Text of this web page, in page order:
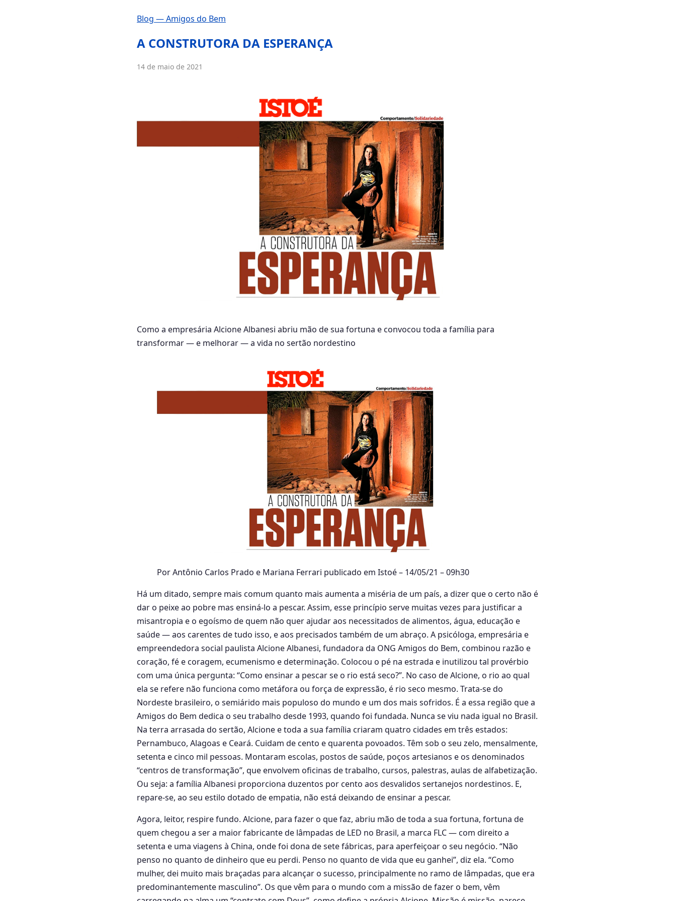
Blog — Amigos do Bem
A CONSTRUTORA DA ESPERANÇA
14 de maio de 2021
Como a empresária Alcione Albanesi abriu mão de sua fortuna e convocou toda a família para
transformar — e melhorar — a vida no sertão nordestino
Por Antônio Carlos Prado e Mariana Ferrari publicado em Istoé – 14/05/21 – 09h30
Há um ditado, sempre mais comum quanto mais aumenta a miséria de um país, a dizer que o certo não é
dar o peixe ao pobre mas ensiná-lo a pescar. Assim, esse princípio serve muitas vezes para justificar a
misantropia e o egoísmo de quem não quer ajudar aos necessitados de alimentos, água, educação e
saúde — aos carentes de tudo isso, e aos precisados também de um abraço. A psicóloga, empresária e
empreendedora social paulista Alcione Albanesi, fundadora da ONG Amigos do Bem, combinou razão e
coração, fé e coragem, ecumenismo e determinação. Colocou o pé na estrada e inutilizou tal provérbio
com uma única pergunta: “Como ensinar a pescar se o rio está seco?”. No caso de Alcione, o rio ao qual
ela se refere não funciona como metáfora ou força de expressão, é rio seco mesmo. Trata-se do
Nordeste brasileiro, o semiárido mais populoso do mundo e um dos mais sofridos. É a essa região que a
Amigos do Bem dedica o seu trabalho desde 1993, quando foi fundada. Nunca se viu nada igual no Brasil.
Na terra arrasada do sertão, Alcione e toda a sua família criaram quatro cidades em três estados:
Pernambuco, Alagoas e Ceará. Cuidam de cento e quarenta povoados. Têm sob o seu zelo, mensalmente,
setenta e cinco mil pessoas. Montaram escolas, postos de saúde, poços artesianos e os denominados
“centros de transformação”, que envolvem oficinas de trabalho, cursos, palestras, aulas de alfabetização.
Ou seja: a família Albanesi proporciona duzentos por cento aos desvalidos sertanejos nordestinos. E,
repare-se, ao seu estilo dotado de empatia, não está deixando de ensinar a pescar.
Agora, leitor, respire fundo. Alcione, para fazer o que faz, abriu mão de toda a sua fortuna, fortuna de
quem chegou a ser a maior fabricante de lâmpadas de LED no Brasil, a marca FLC — com direito a
setenta e uma viagens à China, onde foi dona de sete fábricas, para aperfeiçoar o seu negócio. “Não
penso no quanto de dinheiro que eu perdi. Penso no quanto de vida que eu ganhei”, diz ela. “Como
mulher, dei muito mais braçadas para alcançar o sucesso, principalmente no ramo de lâmpadas, que era
predominantemente masculino”. Os que vêm para o mundo com a missão de fazer o bem, vêm